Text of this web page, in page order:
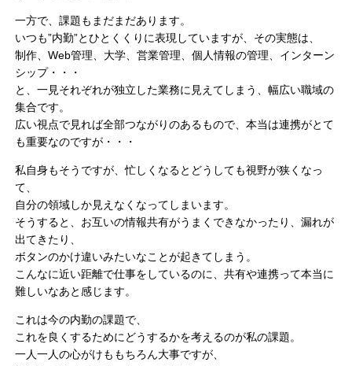
一方で、課題もまだまだあります。
いつも”内勤”とひとくくりに表現していますが、その実態は、
制作、Web管理、大学、営業管理、個人情報の管理、インターン
シップ・・・
と、一見それぞれが独立した業務に見えてしまう、幅広い職域の
集合です。
広い視点で見れば全部つながりのあるもので、本当は連携がとて
も重要なのですが・・・
私自身もそうですが、忙しくなるとどうしても視野が狭くなっ
て、
自分の領域しか見えなくなってしまいます。
そうすると、お互いの情報共有がうまくできなかったり、漏れが
出てきたり、
ボタンのかけ違いみたいなことが起きてしまう。
こんなに近い距離で仕事をしているのに、共有や連携って本当に
難しいなあと感じます。
これは今の内勤の課題で、
これを良くするためにどうするかを考えるのが私の課題。
一人一人の心がけももちろん大事ですが、